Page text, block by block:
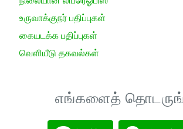
உருவாக்குநர் பதிப்புகள்
கையடக்க பதிப்புகள்
வெளியீடு தகவல்கள்
எங்களைத்